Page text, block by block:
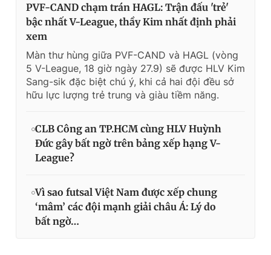
PVF-CAND chạm trán HAGL: Trận đấu 'trẻ'
bậc nhất V-League, thầy Kim nhất định phải
xem
Màn thư hùng giữa PVF-CAND và HAGL (vòng
5 V-League, 18 giờ ngày 27.9) sẽ được HLV Kim
Sang-sik đặc biệt chú ý, khi cả hai đội đều sở
hữu lực lượng trẻ trung và giàu tiềm năng.
CLB Công an TP.HCM cùng HLV Huỳnh
Đức gây bất ngờ trên bảng xếp hạng V-
League?
Vì sao futsal Việt Nam được xếp chung
‘mâm’ các đội mạnh giải châu Á: Lý do
bất ngờ…